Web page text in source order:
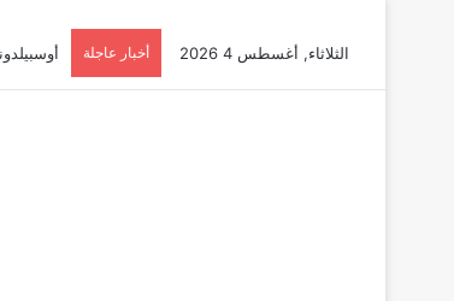
الثلاثاء, أغسطس 4 2026 أخبار عاجلة أوسبيلدونغ